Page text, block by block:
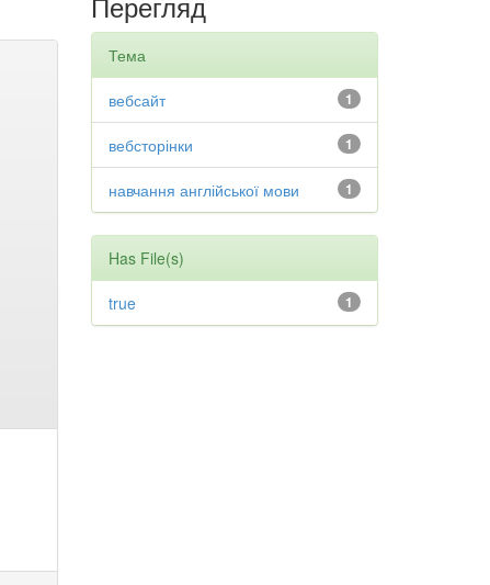
Тема
1
вебсайт
1
вебсторінки
1
навчання англійської мови
Has File(s)
1
true